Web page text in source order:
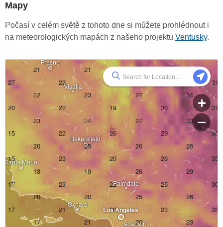
Mapy
Počasí v celém světě z tohoto dne si můžete prohlédnout i
na meteorologických mapách z našeho projektu Ventusky.